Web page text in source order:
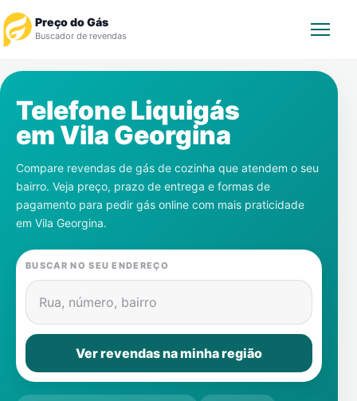
Preço do Gás
Buscador de revendas
Revendedor
Notícias
Cadastre-se
Gás
Contatos
Telefone Liquigás
em Vila Georgina
Compare revendas de gás de cozinha que atendem o seu
bairro. Veja preço, prazo de entrega e formas de
pagamento para pedir gás online com mais praticidade
em Vila Georgina.
BUSCAR NO SEU ENDEREÇO
Rua, número, bairro
Ver revendas na minha região